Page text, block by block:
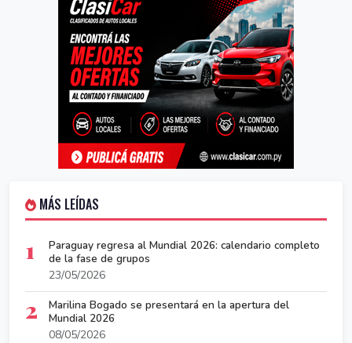
MÁS LEÍDAS
1
Paraguay regresa al Mundial 2026: calendario completo
de la fase de grupos
23/05/2026
2
Marilina Bogado se presentará en la apertura del
Mundial 2026
08/05/2026